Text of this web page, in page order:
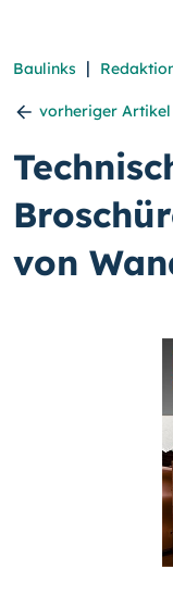
Baulinks |
vorheriger Artikel
von